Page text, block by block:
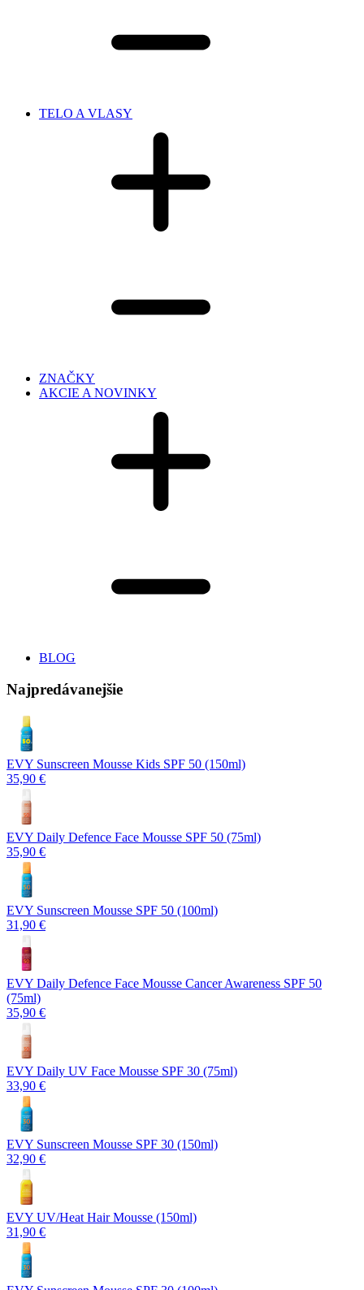
TELO A VLASY
ZNAČKY
AKCIE A NOVINKY
BLOG
Najpredávanejšie
EVY Sunscreen Mousse Kids SPF 50 (150ml)
35,90 €
EVY Daily Defence Face Mousse SPF 50 (75ml)
35,90 €
EVY Sunscreen Mousse SPF 50 (100ml)
31,90 €
EVY Daily Defence Face Mousse Cancer Awareness SPF 50
(75ml)
35,90 €
EVY Daily UV Face Mousse SPF 30 (75ml)
33,90 €
EVY Sunscreen Mousse SPF 30 (150ml)
32,90 €
EVY UV/Heat Hair Mousse (150ml)
31,90 €